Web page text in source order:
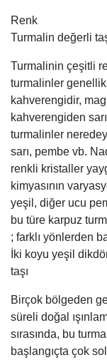
Renk
Turmalin değerli
Turmalinin çeşitli
turmalinler
kahverengidir,
kahverengiden
turmalinler
sarı, pembe vb.
renkli kristaller
kimyasının
yeşil, diğer ucu
bu türe karpuz
; farklı yönlerden
İki koyu yeşil
taşı
Birçok bölgeden
süreli doğal
sırasında, bu
başlangıçta çok